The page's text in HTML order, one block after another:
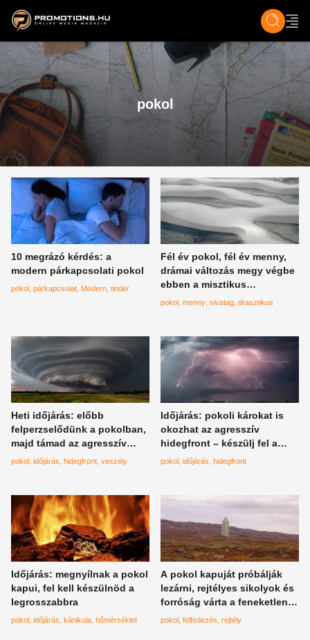
ZENE, FILM & KULT ÉLET TECH &
pokol
10 megrázó kérdés: a
modern párkapcsolati pokol
pokol párkapcsolat Modern tinder
Fél év pokol, fél év menny,
drámai változás megy végbe
ebben a misztikus
sivatagban
pokol menny sivatag drasztikus
Heti időjárás: előbb
felperzselődünk a pokolban,
majd támad az agresszív
front, ami veszélyes lesz
pokol időjárás hidegfront veszély
Időjárás: pokoli károkat is
okozhat az agresszív
hidegfront – készülj fel a
legrosszabbra
pokol időjárás hidegfront
Időjárás: megnyílnak a pokol
kapui, fel kell készülnöd a
legrosszabbra
pokol időjárás kánikula hőmérséklet
A pokol kapuját próbálják
lezárni, rejtélyes sikolyok és
forróság várta a feneketlen
mélység kutatóit
pokol felfedezés rejtély